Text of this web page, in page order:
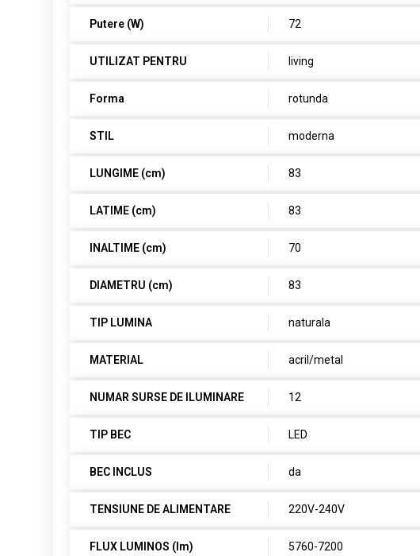
Putere (W) 72
UTILIZAT PENTRU living
Forma rotunda
STIL moderna
LUNGIME (cm) 83
LATIME (cm) 83
INALTIME (cm) 70
DIAMETRU (cm) 83
TIP LUMINA naturala
MATERIAL acril/metal
NUMAR SURSE DE ILUMINARE 12
TIP BEC LED
BEC INCLUS da
TENSIUNE DE ALIMENTARE 220V-240V
FLUX LUMINOS (lm) 5760-7200